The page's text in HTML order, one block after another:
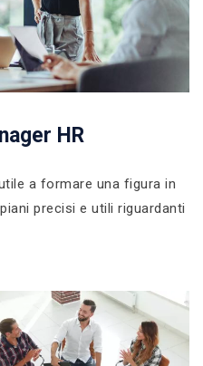
HR
a formare una figura in
precisi e utili riguardanti